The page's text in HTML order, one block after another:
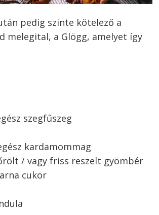
pedig szinte kötelező a
melegital, a Glögg, amelyet így
szegfűszeg
kardamommag
/ vagy friss reszelt gyömbér
cukor